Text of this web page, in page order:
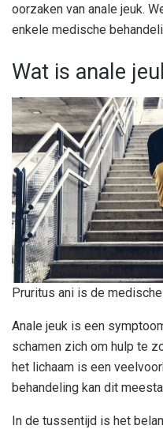
oorzaken van anale jeuk.
enkele medische
Wat is anale
Pruritus ani is de
Anale jeuk is een
schamen zich om hulp te
het lichaam is een
behandeling kan dit
In de tussentijd is het